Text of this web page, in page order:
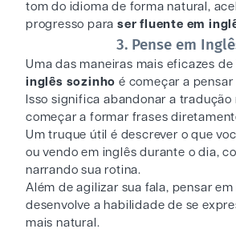
tom do idioma de forma natural,
progresso paraser fluente em
3. Pense em
Uma das maneiras mais eficazes de
inglês sozinho é começar a pensar
Isso significa abandonar a tradução
começar a formar frases
Um truque útil é descrever o que
ou vendo em inglês durante o dia,
narrando sua rotina.
Além de agilizar sua fala, pensar em
desenvolve a habilidade de se
mais natural.